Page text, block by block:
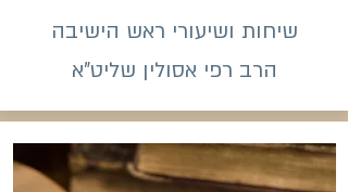
שיחות ושיעורי ראש הישיבה
הרב רפי אסולין שליט"א